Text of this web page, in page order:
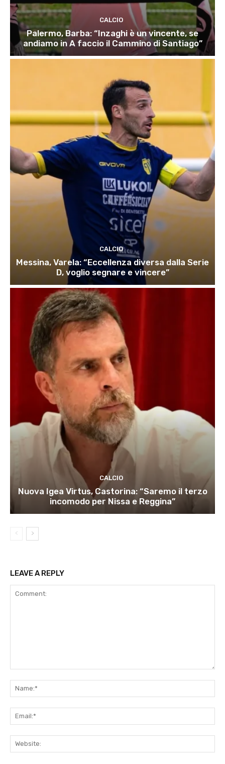
CALCIO
Palermo, Barba: “Inzaghi è un vincente, se
andiamo in A faccio il Cammino di Santiago”
CALCIO
Messina, Varela: “Eccellenza diversa dalla Serie
D, voglio segnare e vincere”
CALCIO
Nuova Igea Virtus, Castorina: “Saremo il terzo
incomodo per Nissa e Reggina”
LEAVE A REPLY